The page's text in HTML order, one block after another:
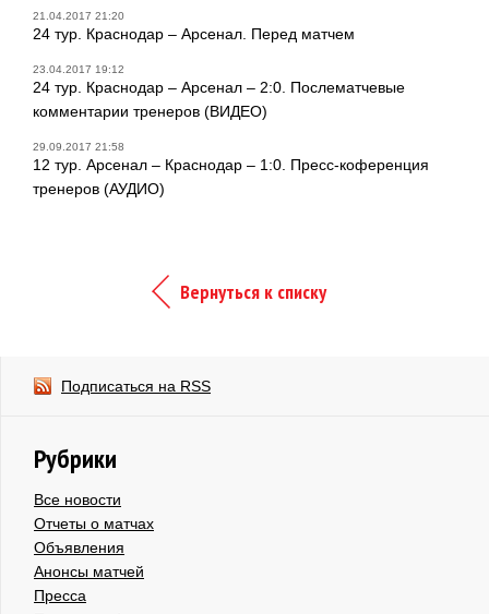
21.04.2017 21:20
24 тур. Краснодар – Арсенал. Перед матчем
23.04.2017 19:12
24 тур. Краснодар – Арсенал – 2:0. Послематчевые
комментарии тренеров (ВИДЕО)
29.09.2017 21:58
12 тур. Арсенал – Краснодар – 1:0. Пресс-коференция
тренеров (АУДИО)
Вернуться к списку
Подписаться на RSS
Рубрики
Все новости
Отчеты о матчах
Объявления
Анонсы матчей
Пресса